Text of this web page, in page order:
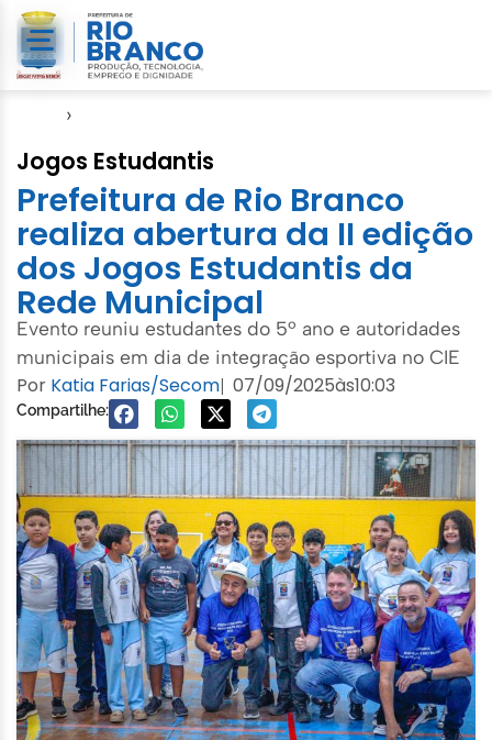
›
Jogos Estudantis
Prefeitura de Rio Branco
realiza abertura da II edição
dos Jogos Estudantis da
Rede Municipal
Evento reuniu estudantes do 5º ano e autoridades
municipais em dia de integração esportiva no CIE
Por Katia Farias/Secom| 07/09/2025às10:03
Compartilhe: